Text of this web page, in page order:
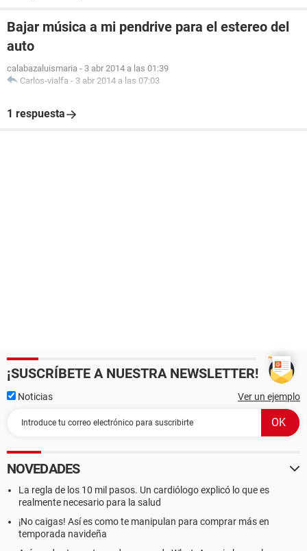
Bajar música a mi pendrive para el estereo del
auto
calabazaluismaria - 3 abr 2014 a las 01:39
Carlos-vialfa - 3 abr 2014 a las 07:03
1 respuesta
¡SUSCRÍBETE A NUESTRA NEWSLETTER!
Noticias Ver un ejemplo
NOVEDADES
La regla de los 10 mil pasos. Un cardiólogo explicó lo que es
realmente necesario para la salud
¡No caigas! Así es como te manipulan para comprar más en
temporada navideña